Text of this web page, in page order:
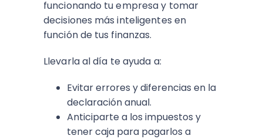
funcionando tu empresa y tomar
decisiones más inteligentes en
función de tus finanzas.
Llevarla al día te ayuda a:
Evitar errores y diferencias en la
declaración anual.
Anticiparte a los impuestos y
tener caja para pagarlos a